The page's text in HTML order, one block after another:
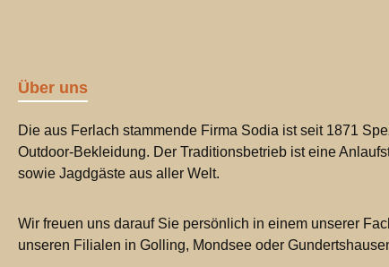
Über uns
Die aus Ferlach stammende Firma Sodia ist seit 1871
Outdoor-Bekleidung. Der Traditionsbetrieb ist eine
sowie Jagdgäste aus aller Welt.
Wir freuen uns darauf Sie persönlich in einem unserer
unseren Filialen in Golling, Mondsee oder